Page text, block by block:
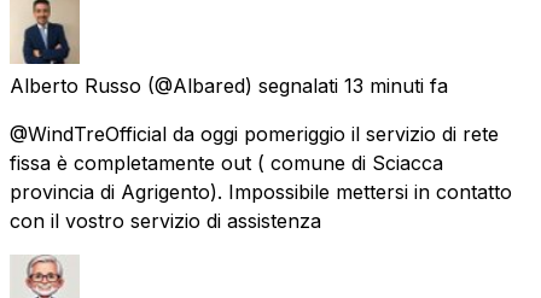
Alberto Russo (@Albared) segnalati 13 minuti fa
@WindTreOfficial da oggi pomeriggio il servizio di rete
fissa è completamente out ( comune di Sciacca
provincia di Agrigento). Impossibile mettersi in contatto
con il vostro servizio di assistenza